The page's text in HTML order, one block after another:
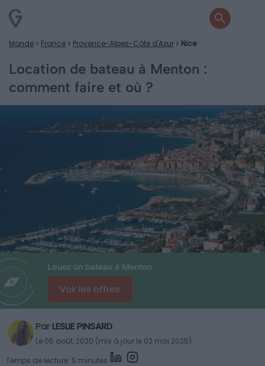
Monde France Provence-Alpes-Côte d'Azur Nice
Location de bateau à Menton :
comment faire et où ?
Louez un bateau à Menton
Voir les offres
Par LESLIE PINSARD
Le 06 août, 2020 (mis à jour le 02 mai 2025)
Temps de lecture: 5 minutes